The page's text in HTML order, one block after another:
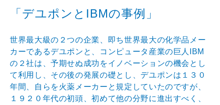
「デユポンとIBMの事例」
世界最大級の２つの企業、即ち世界最大の化学品メー
カーであるデユポンと、コンピュータ産業の巨人IBM
の２社は、予期せぬ成功をイノベーションの機会とし
て利用し、その後の発展の礎とし、デユポンは１３０
年間、自らを火薬メーカーと規定していたのですが、
１９２０年代の初頭、初めて他の分野に進出すべく、